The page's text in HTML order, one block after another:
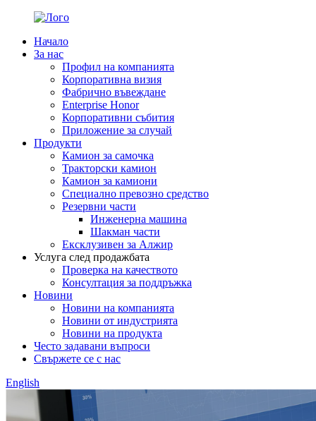
Начало
За нас
Профил на компанията
Корпоративна визия
Фабрично въвеждане
Enterprise Honor
Корпоративни събития
Приложение за случай
Продукти
Камион за самочка
Тракторски камион
Камион за камиони
Специално превозно средство
Резервни части
Инженерна машина
Шакман части
Ексклузивен за Алжир
Услуга след продажбата
Проверка на качеството
Консултация за поддръжка
Новини
Новини на компанията
Новини от индустрията
Новини на продукта
Често задавани въпроси
Свържете се с нас
English